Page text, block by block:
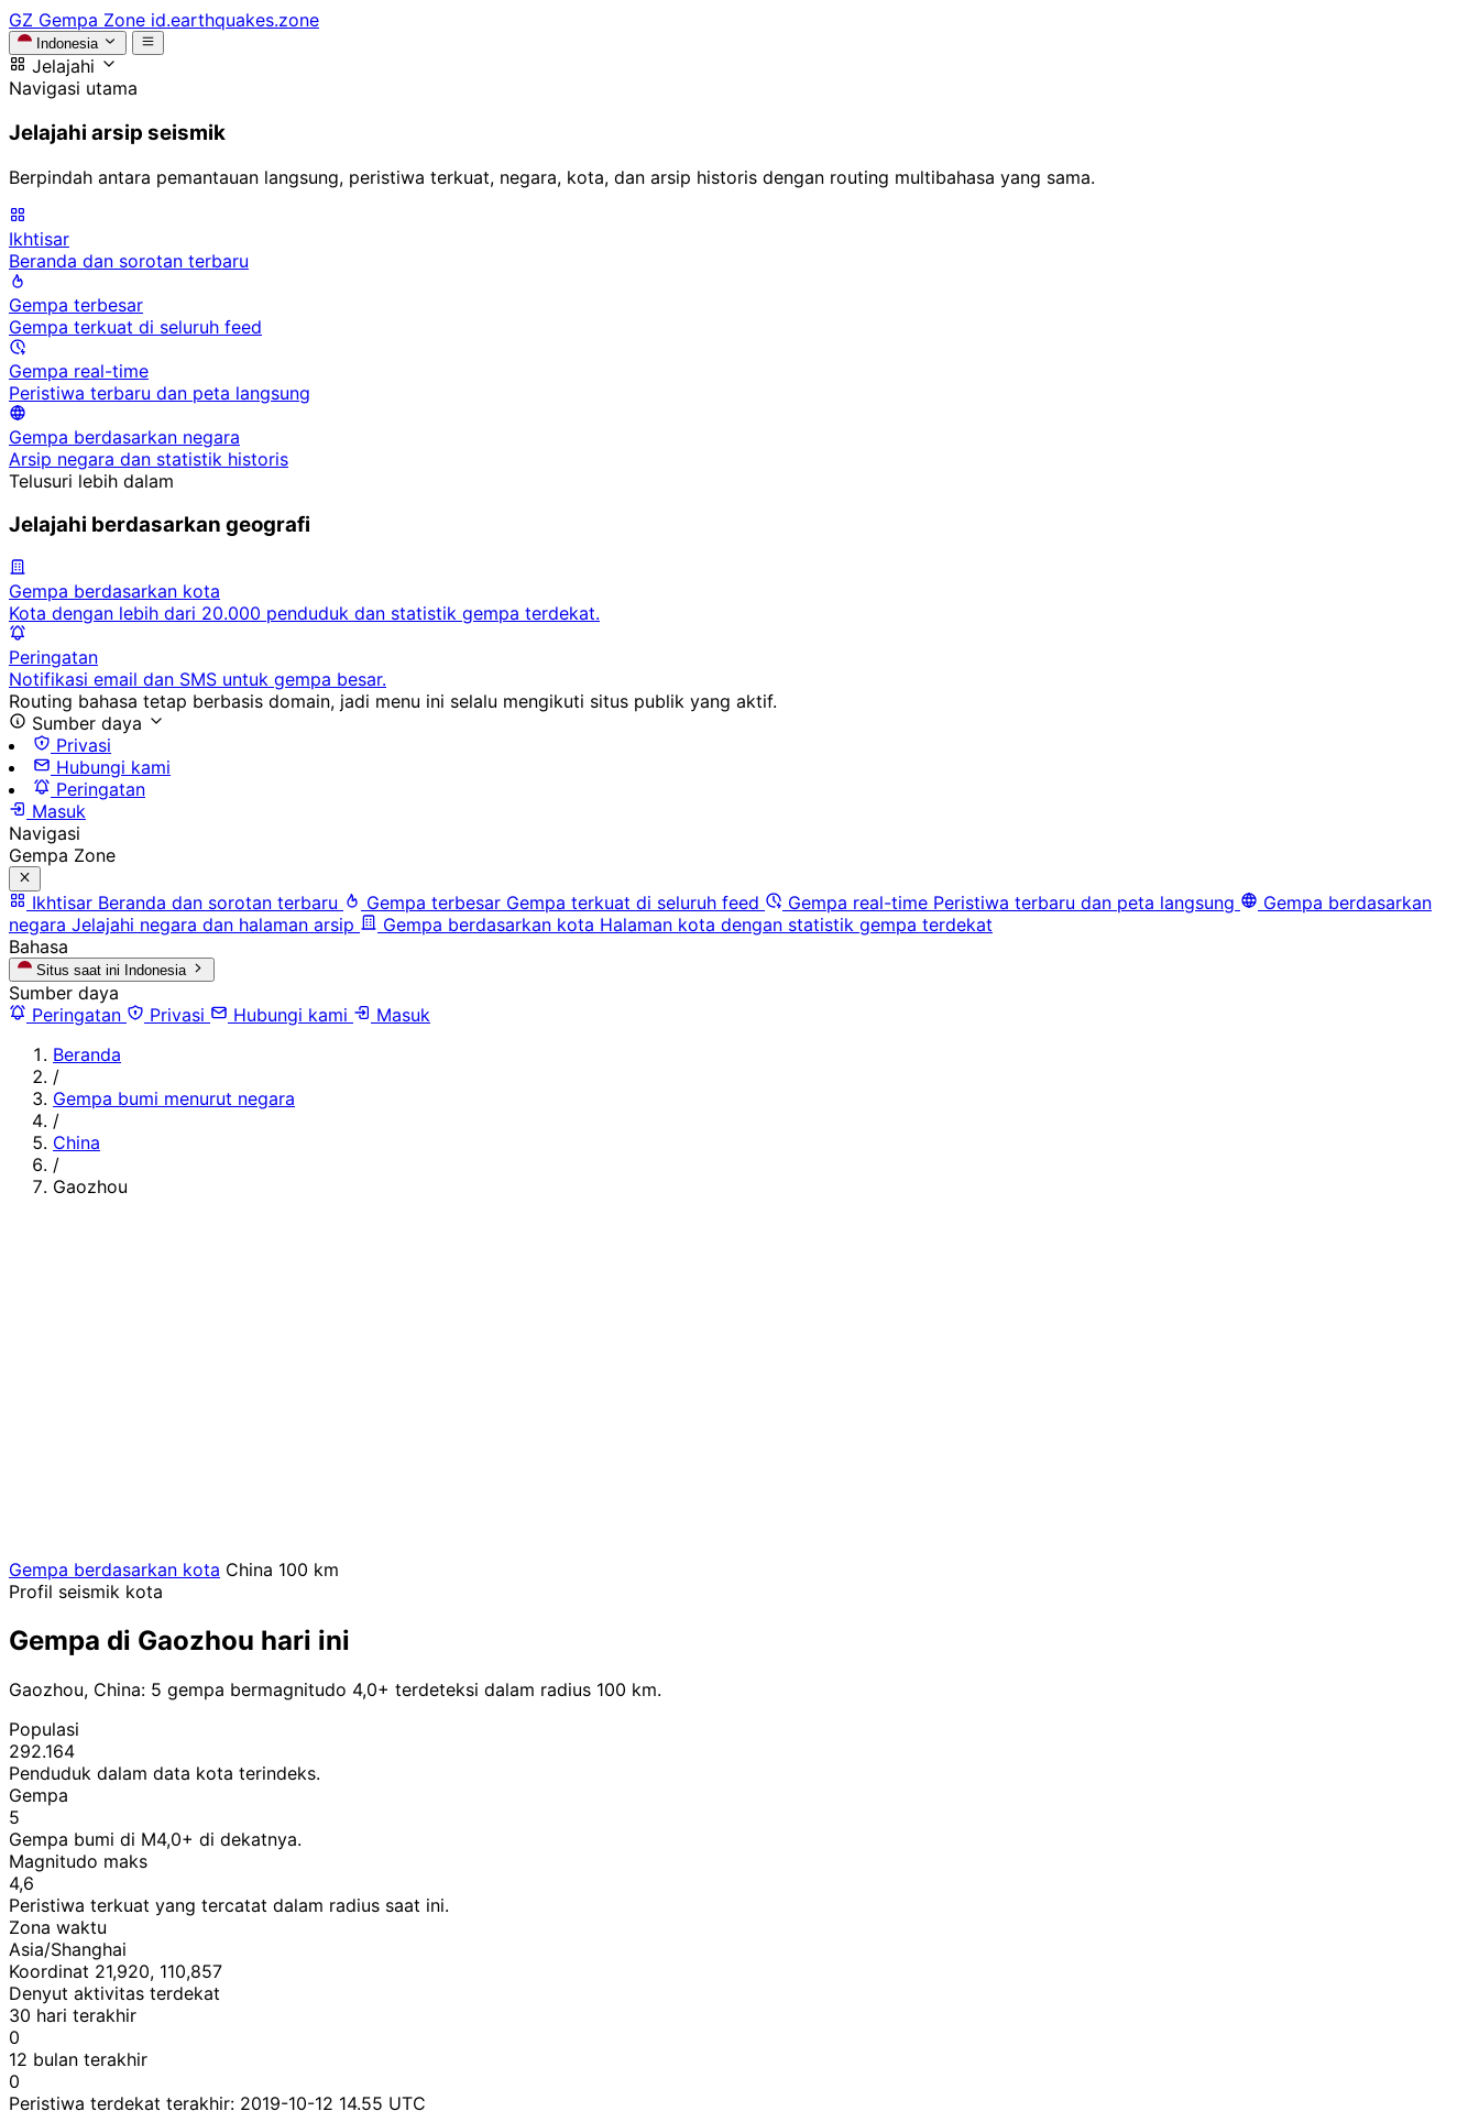
GZ Gempa Zone id.earthquakes.zone
Indonesia
Jelajahi
Navigasi utama
Jelajahi arsip seismik
Berpindah antara pemantauan langsung, peristiwa terkuat, negara, kota, dan arsip historis dengan routing multibahasa yang sama.
Ikhtisar
Beranda dan sorotan terbaru
Gempa terbesar
Gempa terkuat di seluruh feed
Gempa real-time
Peristiwa terbaru dan peta langsung
Gempa berdasarkan negara
Arsip negara dan statistik historis
Telusuri lebih dalam
Jelajahi berdasarkan geografi
Gempa berdasarkan kota
Kota dengan lebih dari 20.000 penduduk dan statistik gempa terdekat.
Peringatan
Notifikasi email dan SMS untuk gempa besar.
Routing bahasa tetap berbasis domain, jadi menu ini selalu mengikuti situs publik yang aktif.
Sumber daya
Privasi
Hubungi kami
Peringatan
Masuk
Navigasi
Gempa Zone
Ikhtisar Beranda dan sorotan terbaru Gempa terbesar Gempa terkuat di seluruh feed Gempa real-time Peristiwa terbaru dan peta langsung
Gempa berdasarkan
negara Jelajahi negara dan halaman arsip Gempa berdasarkan kota Halaman kota dengan statistik gempa terdekat
Bahasa
Situs saat ini Indonesia
Sumber daya
Peringatan
Privasi Hubungi kami
Masuk
Beranda
/
Gempa bumi menurut negara
/
China
/
Gaozhou
Gempa berdasarkan kota China 100 km
Profil seismik kota
Gempa di Gaozhou hari ini
Gaozhou, China: 5 gempa bermagnitudo 4,0+ terdeteksi dalam radius 100 km.
Populasi
292.164
Penduduk dalam data kota terindeks.
Gempa
5
Gempa bumi di M4,0+ di dekatnya.
Magnitudo maks
4,6
Peristiwa terkuat yang tercatat dalam radius saat ini.
Zona waktu
Asia/Shanghai
Koordinat 21,920, 110,857
Denyut aktivitas terdekat
30 hari terakhir
0
12 bulan terakhir
0
Peristiwa terdekat terakhir: 2019-10-12 14.55 UTC